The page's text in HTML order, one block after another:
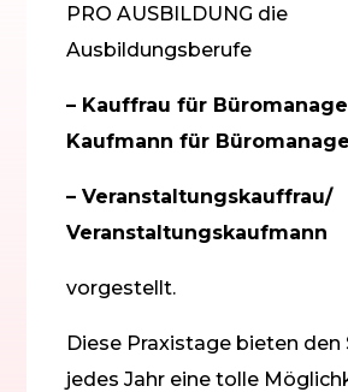
PRO AUSBILDUNG die
Ausbildungsberufe
– Kauffrau für
Kaufmann für
– Veranstaltungskauffrau/
Veranstaltungskaufmann
vorgestellt.
Diese Praxistage bieten den
jedes Jahr eine tolle